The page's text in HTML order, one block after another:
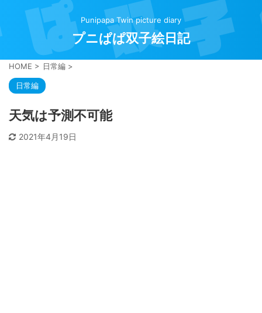
Punipapa Twin picture diary
プニぱぱ双子絵日記
HOME > 日常編 >
日常編
天気は予測不可能
2021年4月19日